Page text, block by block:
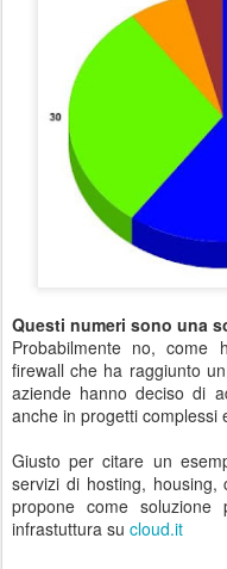
Questi numeri sono una
Probabilmente no,
firewall che ha raggiunto
aziende hanno deciso di
anche in progetti complessi
Giusto per citare un
servizi di hosting,
propone come
infrastuttura su cloud.it